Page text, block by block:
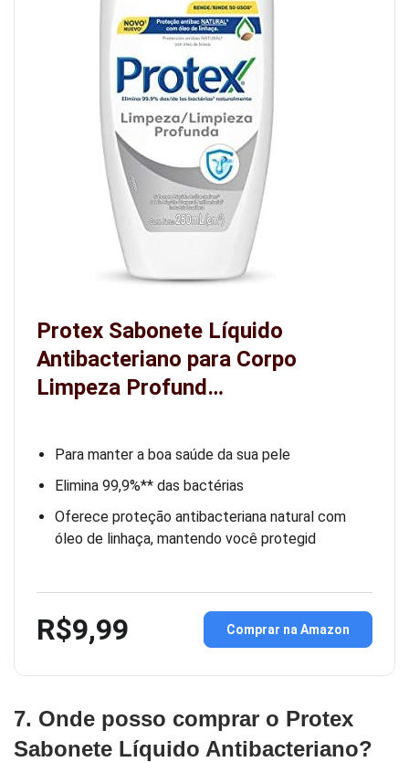
Protex Sabonete Líquido
Antibacteriano para Corpo
Limpeza Profund…
Para manter a boa saúde da sua pele
Elimina 99,9%** das bactérias
Oferece proteção antibacteriana natural com
óleo de linhaça, mantendo você protegid
R$9,99 Comprar na Amazon
7. Onde posso comprar o Protex
Sabonete Líquido Antibacteriano?